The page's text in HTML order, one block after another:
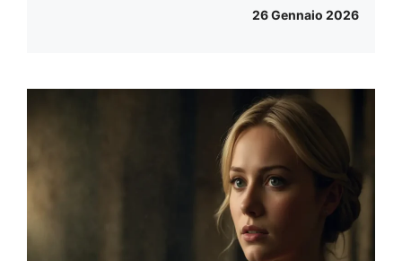
26 Gennaio 2026